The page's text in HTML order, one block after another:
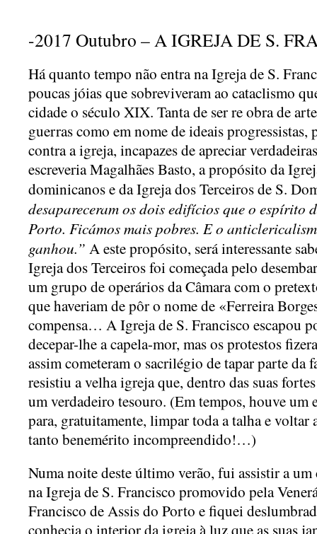
-2017 Outubro – A IGREJA DE S.
Há quanto tempo não entra na Igreja de S.
poucas jóias que sobreviveram ao cataclismo
cidade o século XIX. Tanta de ser re obra de
guerras como em nome de ideais progressistas,
contra a igreja, incapazes de apreciar
escreveria Magalhães Basto, a propósito da
dominicanos e da Igreja dos Terceiros de S.
desapareceram os dois edifícios que o espírito
Porto. Ficámos mais pobres. E o
ganhou.” A este propósito, será interessante
Igreja dos Terceiros foi começada pelo
um grupo de operários da Câmara com o
que haveriam de pôr o nome de «Ferreira
compensa… A Igreja de S. Francisco escapou
decepar-lhe a capela-mor, mas os protestos
assim cometeram o sacrilégio de tapar parte
resistiu a velha igreja que, dentro das suas
um verdadeiro tesouro. (Em tempos, houve um
para, gratuitamente, limpar toda a talha e voltar
tanto benemérito incompreendido!…)
Numa noite deste último verão, fui assistir a
na Igreja de S. Francisco promovido pela
Francisco de Assis do Porto e fiquei
conhecia o interior da igreja à luz que as suas